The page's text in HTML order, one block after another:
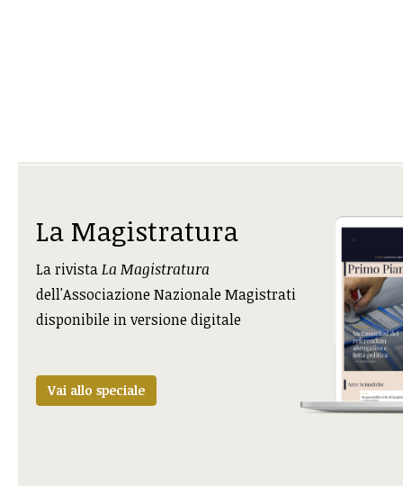
La Magistratura
La rivistaLa Magistratura
dell'Associazione Nazionale Magistrati
disponibile in versione digitale
Vai allo speciale